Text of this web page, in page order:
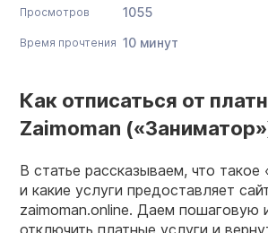
Просмотров 1055
Время прочтения 10 минут
Как отписаться от
Zaimoman
В статье рассказываем, что такое
и какие услуги предоставляет
zaimoman.online. Даем пошаговую
отключить платные услуги и